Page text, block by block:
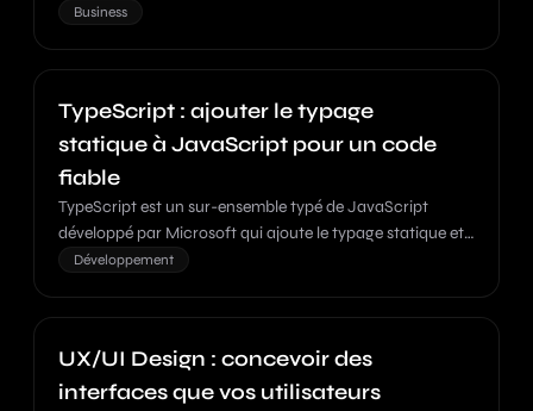
sur le logiciel, la donnée et l'informatique.
Business
TypeScript : ajouter le typage
statique à JavaScript pour un code
fiable
TypeScript est un sur-ensemble typé de JavaScript
développé par Microsoft qui ajoute le typage statique et
d'autres fonctionnalités pour améliorer la qualité et la
Développement
UX/UI Design : concevoir des
interfaces que vos utilisateurs